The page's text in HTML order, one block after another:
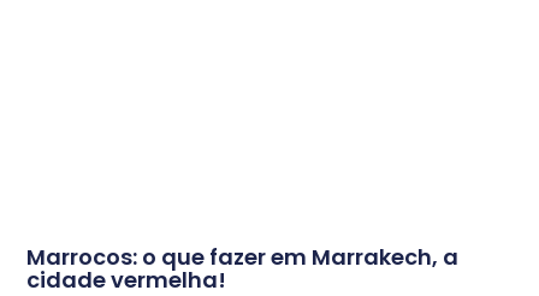
Marrocos: o que fazer em Marrakech, a
cidade vermelha!